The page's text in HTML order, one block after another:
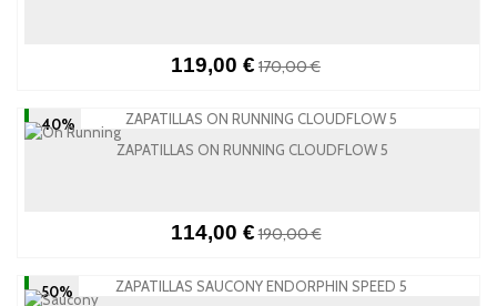
119,00 € 170,00 €
-40%
ZAPATILLAS ON RUNNING CLOUDFLOW 5
114,00 €190,00 €
-50%